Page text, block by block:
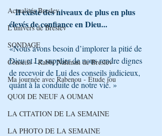
Actualités Breslev
L'univers de Breslev
SONDAGE
Conseils - Rabbi Nahman de Breslev
Ma journée avec Rabenou - Etude jou
QUOI DE NEUF A OUMAN
LA CITATION DE LA SEMAINE
LA PHOTO DE LA SEMAINE
Il existe des niveaux de plus en plus
élevés de confiance en Dieu...
«Nous avons besoin d’implorer la pitié de
Dieu et Le supplier de nous rendre dignes
de recevoir de Lui des conseils judicieux,
quant à la conduite de notre vie. »